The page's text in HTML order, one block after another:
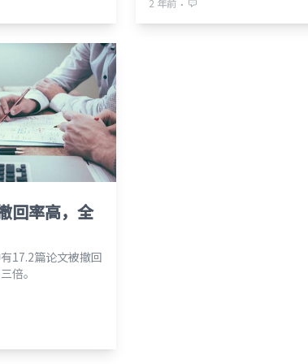
2 年前
回率高，全
17.2篇论文被撤回
倍。